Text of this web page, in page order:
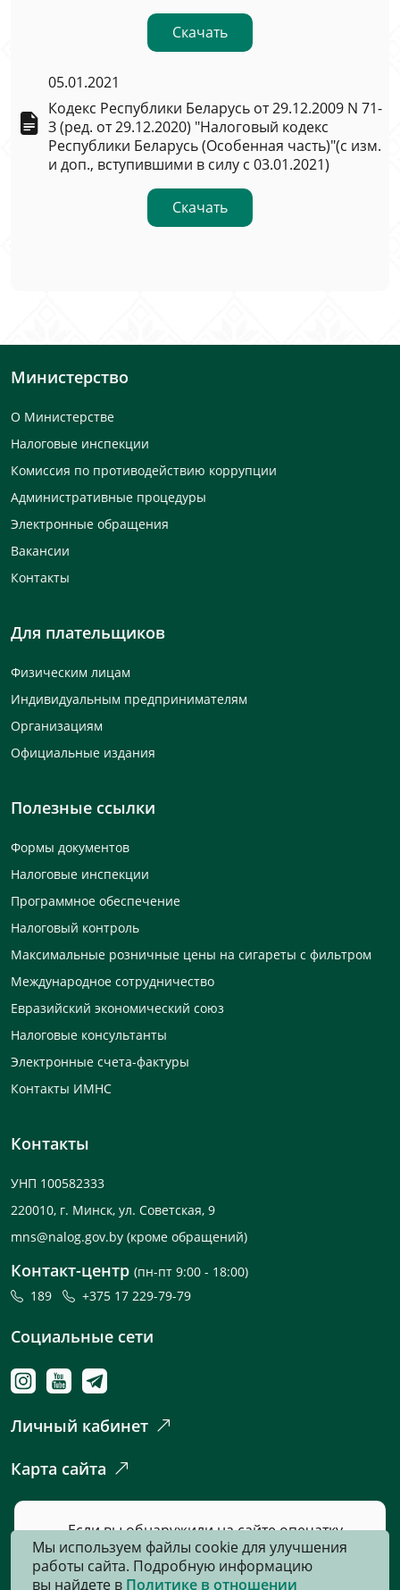
Скачать
05.01.2021
Кодекс Республики Беларусь от 29.12.2009 N 71-
З (ред. от 29.12.2020) "Налоговый кодекс
Республики Беларусь (Особенная часть)"(с изм.
и доп., вступившими в силу с 03.01.2021)
Скачать
Министерство
О Министерстве
Налоговые инспекции
Комиссия по противодействию коррупции
Административные процедуры
Электронные обращения
Вакансии
Контакты
Для плательщиков
Физическим лицам
Индивидуальным предпринимателям
Организациям
Официальные издания
Полезные ссылки
Формы документов
Налоговые инспекции
Программное обеспечение
Налоговый контроль
Максимальные розничные цены на сигареты с фильтром
Международное сотрудничество
Евразийский экономический союз
Налоговые консультанты
Электронные счета-фактуры
Контакты ИМНС
Контакты
УНП 100582333
220010, г. Минск, ул. Советская, 9
mns@nalog.gov.by (кроме обращений)
Контакт-центр (пн-пт 9:00 - 18:00)
189
+375 17 229-79-79
Социальные сети
Личный кабинет
Карта сайта
Если вы обнаружили на сайте опечатку
или неточность, пожалуйста, нажмите
сюдаи сообщите нам об этом.
Мы используем файлы cookie для улучшения
работы сайта. Подробную информацию
вы найдете в Политике в отношении